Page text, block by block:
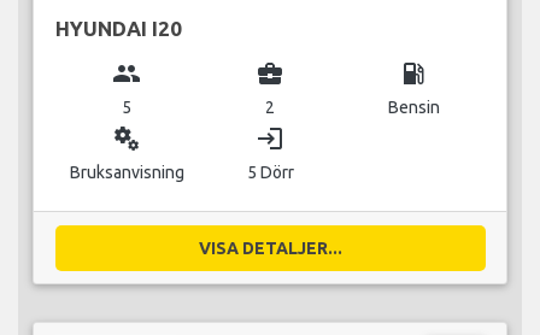
HYUNDAI I20
group
5
business_center
2
local_gas_station
Bensin
miscellaneous_services
Bruksanvisning
login
5 Dörr
VISA DETALJER...